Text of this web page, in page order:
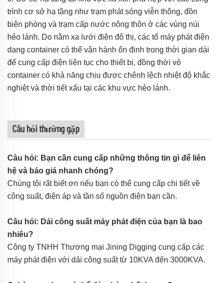
trình cơ sở hạ tầng như trạm phát sóng viễn thông, đồn
biên phòng và trạm cấp nước nông thôn ở các vùng núi
hẻo lánh. Do nằm xa lưới điện đô thị, các tổ máy phát điện
dạng container có thể vận hành ổn định trong thời gian dài
để cung cấp điện liên tục cho thiết bị, đồng thời vỏ
container có khả năng chịu được chênh lệch nhiệt độ khắc
nghiệt và thời tiết xấu tại các khu vực hẻo lánh.
Câu hỏi thường gặp
Câu hỏi: Bạn cần cung cấp những thông tin gì để liên
hệ và báo giá nhanh chóng?
Chúng tôi rất biết ơn nếu bạn có thể cung cấp chi tiết về
công suất, điện áp và tần số nguồn điện bạn cần.
Câu hỏi: Dải công suất máy phát điện của bạn là bao
nhiêu?
Công ty TNHH Thương mại Jining Digging cung cấp các
máy phát điện với dải công suất từ 10KVA đến 3000KVA.